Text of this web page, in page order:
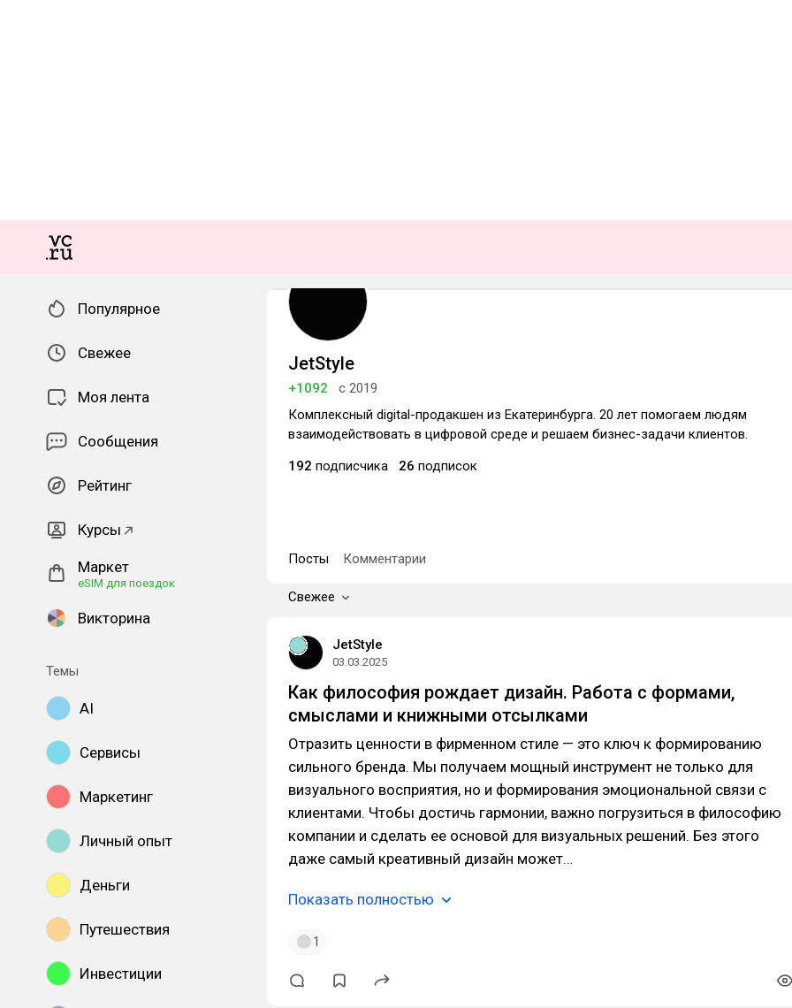
Популярное
Свежее
Моя лента
Сообщения
Рейтинг
Курсы
Маркет
eSIM для поездок
Викторина
Темы
AI
Сервисы
Маркетинг
Личный опыт
Деньги
Путешествия
Инвестиции
JetStyle
+1092
с 2019
Комплексный digital-продакшен из Екатеринбурга. 20 лет помогаем людям
взаимодействовать в цифровой среде и решаем бизнес-задачи клиентов.
192 подписчика 26 подписок
Посты Комментарии
Свежее
JetStyle
03.03.2025
Как философия рождает дизайн. Работа с формами,
смыслами и книжными отсылками
Отразить ценности в фирменном стиле — это ключ к формированию
сильного бренда. Мы получаем мощный инструмент не только для
визуального восприятия, но и формирования эмоциональной связи с
клиентами. Чтобы достичь гармонии, важно погрузиться в философию
компании и сделать ее основой для визуальных решений. Без этого
даже самый креативный дизайн может…
Показать полностью
1